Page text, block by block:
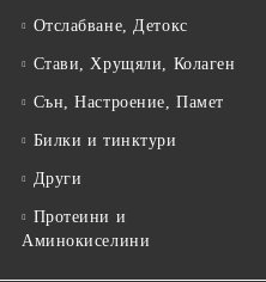
Отслабване, Детокс
Стави, Хрущяли, Колаген
Сън, Настроение, Памет
Билки и тинктури
Други
Протеини и
Аминокиселини